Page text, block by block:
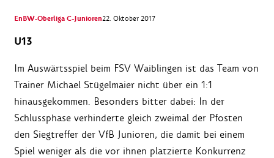
EnBW-Oberliga C-Junioren22. Oktober 2017
U13
Im Auswärtsspiel beim FSV Waiblingen ist das Team von
Trainer Michael Stügelmaier nicht über ein 1:1
hinausgekommen. Besonders bitter dabei: In der
Schlussphase verhinderte gleich zweimal der Pfosten
den Siegtreffer der VfB Junioren, die damit bei einem
Spiel weniger als die vor ihnen platzierte Konkurrenz